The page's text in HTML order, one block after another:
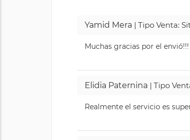
Yamid Mera | Tipo Venta:
Muchas gracias por el envió!!!
Elidia Paternina | Tipo
Realmente el servicio es